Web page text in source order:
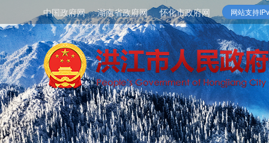
中国政府网 湖南省政府网 怀化市政府网 网站支持